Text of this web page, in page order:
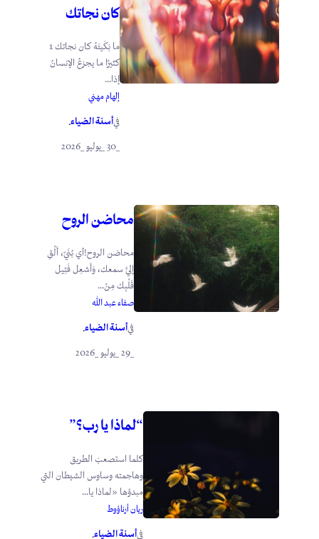
كان نجاتك
ما بَكَيتَهُ كان نجاتك 1
كثيرًا ما يجزعُ الإنسانُ
إذا...
إلهام مهني
فيأسنة الضياء.
محاضن الروح
محاضن الروح!أي بُنَيّ، أَلْقِ
إليَّ سمعك، وَأَشعِل فَتِيل
قَلْبِك مِنْ...
صفاء عبد الله
فيأسنة الضياء.
“لماذا يا رب؟”
كلما استصعبَ الطريق
وهاجمته وساوس الشيطان التي
مبدؤها «لماذا يا...
ريان أرناؤوط
فيأسنة الضياء.